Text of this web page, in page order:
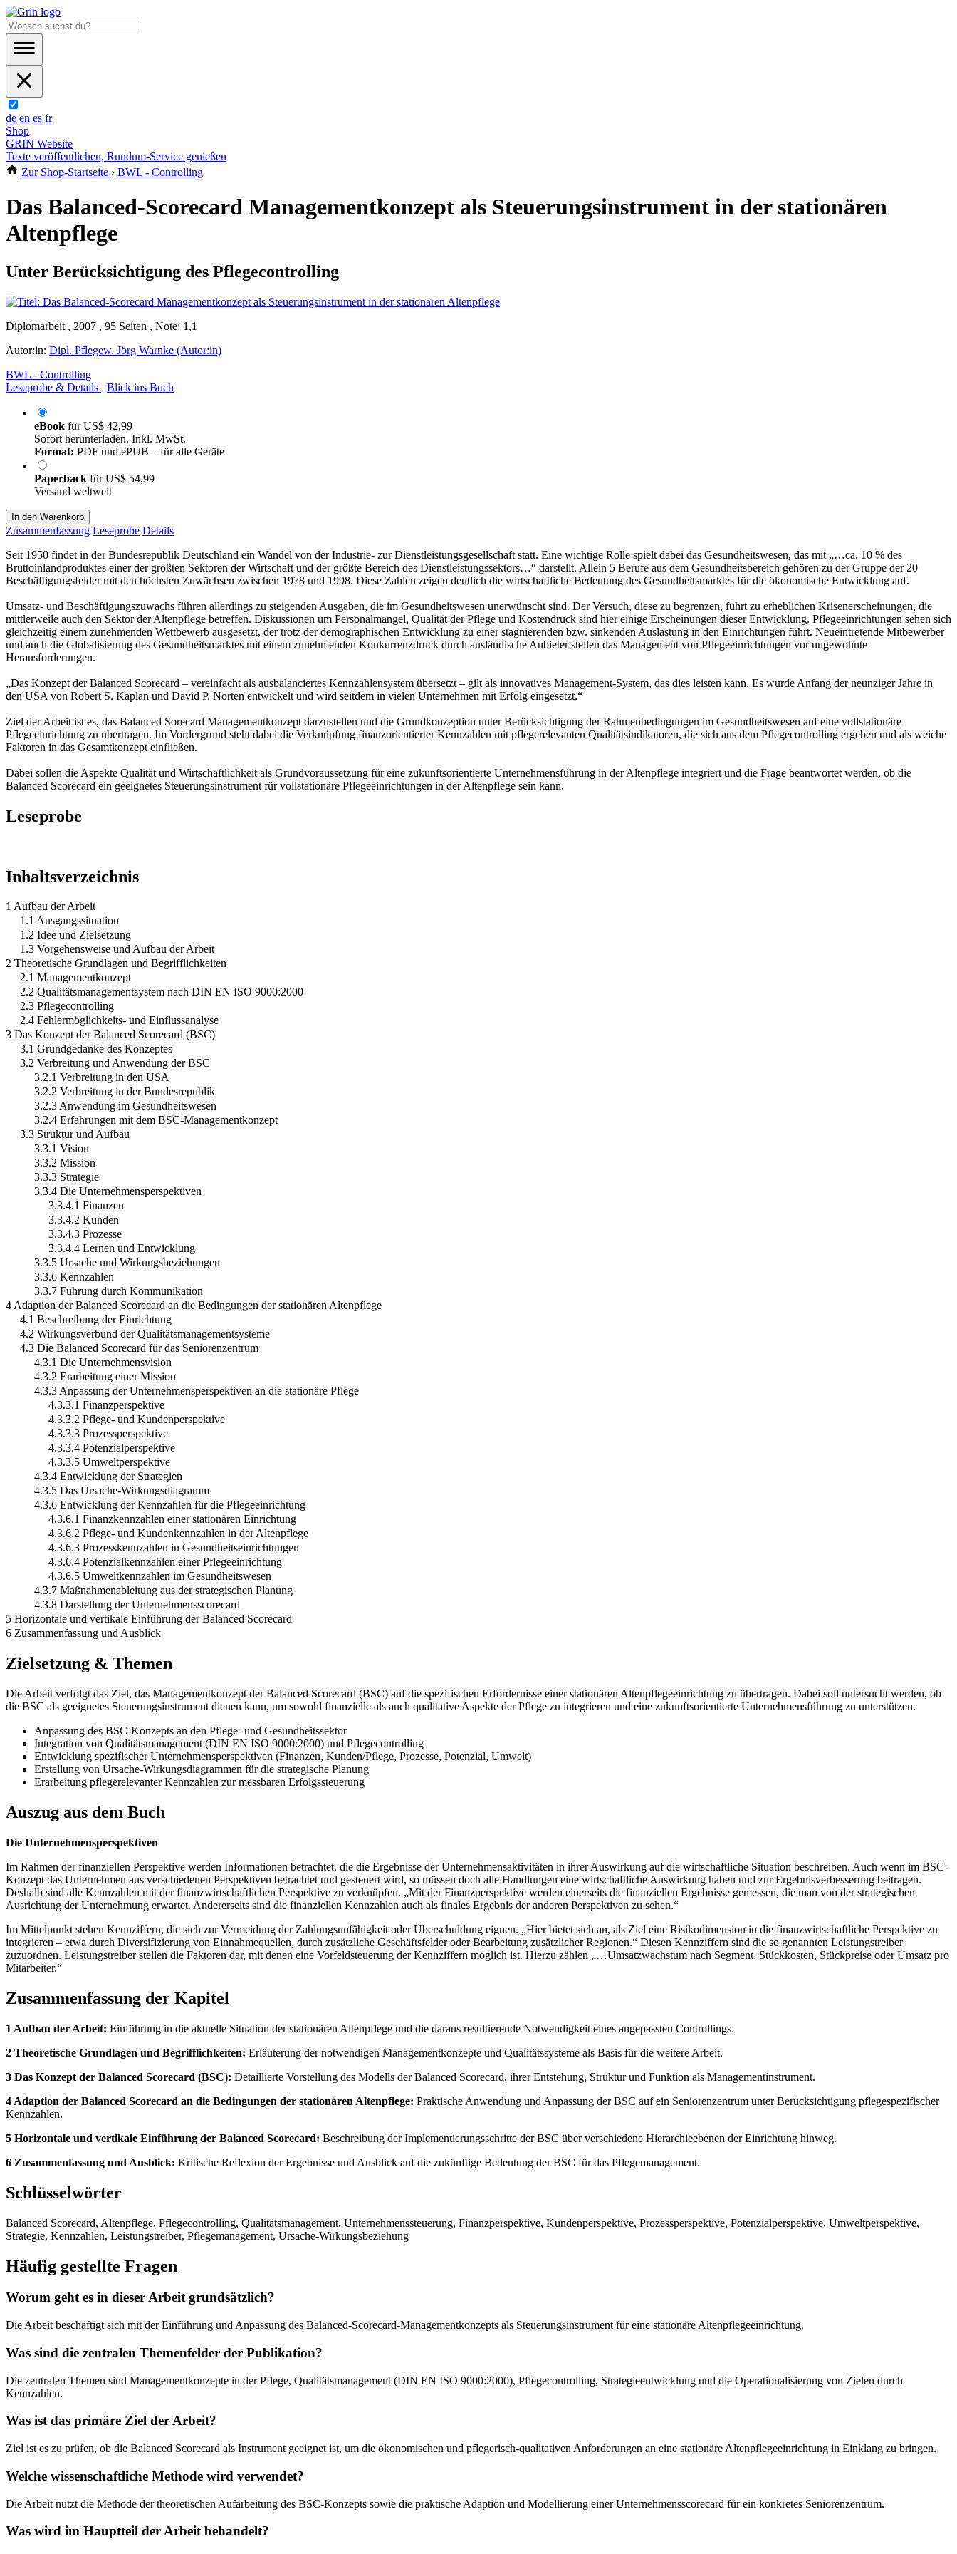
de en es fr
Shop
GRIN Website
Texte veröffentlichen, Rundum-Service genießen
Zur Shop-Startseite › BWL - Controlling
Das Balanced-Scorecard Managementkonzept als Steuerungsinstrument in der stationären
Altenpflege
Unter Berücksichtigung des Pflegecontrolling
Diplomarbeit , 2007 , 95 Seiten , Note: 1,1
Autor:in: Dipl. Pflegew. Jörg Warnke (Autor:in)
BWL - Controlling
Leseprobe & Details
Blick ins Buch
eBook fürUS$ 42,99
Sofort herunterladen. Inkl. MwSt.
Format: PDF und ePUB – für alle Geräte
Paperback fürUS$ 54,99
Versand weltweit
In den Warenkorb
Zusammenfassung Leseprobe Details
Seit 1950 findet in der Bundesrepublik Deutschland ein Wandel von der Industrie- zur Dienstleistungsgesellschaft statt. Eine wichtige Rolle spielt dabei das Gesundheitswesen, das mit „…ca. 10 % des
Bruttoinlandproduktes einer der größten Sektoren der Wirtschaft und der größte Bereich des Dienstleistungssektors…“ darstellt. Allein 5 Berufe aus dem Gesundheitsbereich gehören zu der Gruppe der 20
Beschäftigungsfelder mit den höchsten Zuwächsen zwischen 1978 und 1998. Diese Zahlen zeigen deutlich die wirtschaftliche Bedeutung des Gesundheitsmarktes für die ökonomische Entwicklung auf.
Umsatz- und Beschäftigungszuwachs führen allerdings zu steigenden Ausgaben, die im Gesundheitswesen unerwünscht sind. Der Versuch, diese zu begrenzen, führt zu erheblichen Krisenerscheinungen, die
mittlerweile auch den Sektor der Altenpflege betreffen. Diskussionen um Personalmangel, Qualität der Pflege und Kostendruck sind hier einige Erscheinungen dieser Entwicklung. Pflegeeinrichtungen sehen sich
gleichzeitig einem zunehmenden Wettbewerb ausgesetzt, der trotz der demographischen Entwicklung zu einer stagnierenden bzw. sinkenden Auslastung in den Einrichtungen führt. Neueintretende Mitbewerber
und auch die Globalisierung des Gesundheitsmarktes mit einem zunehmenden Konkurrenzdruck durch ausländische Anbieter stellen das Management von Pflegeeinrichtungen vor ungewohnte
Herausforderungen.
„Das Konzept der Balanced Scorecard – vereinfacht als ausbalanciertes Kennzahlensystem übersetzt – gilt als innovatives Management-System, das dies leisten kann. Es wurde Anfang der neunziger Jahre in
den USA von Robert S. Kaplan und David P. Norten entwickelt und wird seitdem in vielen Unternehmen mit Erfolg eingesetzt.“
Ziel der Arbeit ist es, das Balanced Sorecard Managementkonzept darzustellen und die Grundkonzeption unter Berücksichtigung der Rahmenbedingungen im Gesundheitswesen auf eine vollstationäre
Pflegeeinrichtung zu übertragen. Im Vordergrund steht dabei die Verknüpfung finanzorientierter Kennzahlen mit pflegerelevanten Qualitätsindikatoren, die sich aus dem Pflegecontrolling ergeben und als weiche
Faktoren in das Gesamtkonzept einfließen.
Dabei sollen die Aspekte Qualität und Wirtschaftlichkeit als Grundvoraussetzung für eine zukunftsorientierte Unternehmensführung in der Altenpflege integriert und die Frage beantwortet werden, ob die
Balanced Scorecard ein geeignetes Steuerungsinstrument für vollstationäre Pflegeeinrichtungen in der Altenpflege sein kann.
Leseprobe
Inhaltsverzeichnis
1 Aufbau der Arbeit
1.1 Ausgangssituation
1.2 Idee und Zielsetzung
1.3 Vorgehensweise und Aufbau der Arbeit
2 Theoretische Grundlagen und Begrifflichkeiten
2.1 Managementkonzept
2.2 Qualitätsmanagementsystem nach DIN EN ISO 9000:2000
2.3 Pflegecontrolling
2.4 Fehlermöglichkeits- und Einflussanalyse
3 Das Konzept der Balanced Scorecard (BSC)
3.1 Grundgedanke des Konzeptes
3.2 Verbreitung und Anwendung der BSC
3.2.1 Verbreitung in den USA
3.2.2 Verbreitung in der Bundesrepublik
3.2.3 Anwendung im Gesundheitswesen
3.2.4 Erfahrungen mit dem BSC-Managementkonzept
3.3 Struktur und Aufbau
3.3.1 Vision
3.3.2 Mission
3.3.3 Strategie
3.3.4 Die Unternehmensperspektiven
3.3.4.1 Finanzen
3.3.4.2 Kunden
3.3.4.3 Prozesse
3.3.4.4 Lernen und Entwicklung
3.3.5 Ursache und Wirkungsbeziehungen
3.3.6 Kennzahlen
3.3.7 Führung durch Kommunikation
4 Adaption der Balanced Scorecard an die Bedingungen der stationären Altenpflege
4.1 Beschreibung der Einrichtung
4.2 Wirkungsverbund der Qualitätsmanagementsysteme
4.3 Die Balanced Scorecard für das Seniorenzentrum
4.3.1 Die Unternehmensvision
4.3.2 Erarbeitung einer Mission
4.3.3 Anpassung der Unternehmensperspektiven an die stationäre Pflege
4.3.3.1 Finanzperspektive
4.3.3.2 Pflege- und Kundenperspektive
4.3.3.3 Prozessperspektive
4.3.3.4 Potenzialperspektive
4.3.3.5 Umweltperspektive
4.3.4 Entwicklung der Strategien
4.3.5 Das Ursache-Wirkungsdiagramm
4.3.6 Entwicklung der Kennzahlen für die Pflegeeinrichtung
4.3.6.1 Finanzkennzahlen einer stationären Einrichtung
4.3.6.2 Pflege- und Kundenkennzahlen in der Altenpflege
4.3.6.3 Prozesskennzahlen in Gesundheitseinrichtungen
4.3.6.4 Potenzialkennzahlen einer Pflegeeinrichtung
4.3.6.5 Umweltkennzahlen im Gesundheitswesen
4.3.7 Maßnahmenableitung aus der strategischen Planung
4.3.8 Darstellung der Unternehmensscorecard
5 Horizontale und vertikale Einführung der Balanced Scorecard
6 Zusammenfassung und Ausblick
Zielsetzung & Themen
Die Arbeit verfolgt das Ziel, das Managementkonzept der Balanced Scorecard (BSC) auf die spezifischen Erfordernisse einer stationären Altenpflegeeinrichtung zu übertragen. Dabei soll untersucht werden, ob
die BSC als geeignetes Steuerungsinstrument dienen kann, um sowohl finanzielle als auch qualitative Aspekte der Pflege zu integrieren und eine zukunftsorientierte Unternehmensführung zu unterstützen.
Anpassung des BSC-Konzepts an den Pflege- und Gesundheitssektor
Integration von Qualitätsmanagement (DIN EN ISO 9000:2000) und Pflegecontrolling
Entwicklung spezifischer Unternehmensperspektiven (Finanzen, Kunden/Pflege, Prozesse, Potenzial, Umwelt)
Erstellung von Ursache-Wirkungsdiagrammen für die strategische Planung
Erarbeitung pflegerelevanter Kennzahlen zur messbaren Erfolgssteuerung
Auszug aus dem Buch
Die Unternehmensperspektiven
Im Rahmen der finanziellen Perspektive werden Informationen betrachtet, die die Ergebnisse der Unternehmensaktivitäten in ihrer Auswirkung auf die wirtschaftliche Situation beschreiben. Auch wenn im BSC-
Konzept das Unternehmen aus verschiedenen Perspektiven betrachtet und gesteuert wird, so müssen doch alle Handlungen eine wirtschaftliche Auswirkung haben und zur Ergebnisverbesserung beitragen.
Deshalb sind alle Kennzahlen mit der finanzwirtschaftlichen Perspektive zu verknüpfen. „Mit der Finanzperspektive werden einerseits die finanziellen Ergebnisse gemessen, die man von der strategischen
Ausrichtung der Unternehmung erwartet. Andererseits sind die finanziellen Kennzahlen auch als finales Ergebnis der anderen Perspektiven zu sehen.“
Im Mittelpunkt stehen Kennziffern, die sich zur Vermeidung der Zahlungsunfähigkeit oder Überschuldung eignen. „Hier bietet sich an, als Ziel eine Risikodimension in die finanzwirtschaftliche Perspektive zu
integrieren – etwa durch Diversifizierung von Einnahmequellen, durch zusätzliche Geschäftsfelder oder Bearbeitung zusätzlicher Regionen.“ Diesen Kennziffern sind die so genannten Leistungstreiber
zuzuordnen. Leistungstreiber stellen die Faktoren dar, mit denen eine Vorfeldsteuerung der Kennziffern möglich ist. Hierzu zählen „…Umsatzwachstum nach Segment, Stückkosten, Stückpreise oder Umsatz pro
Mitarbeiter.“
Zusammenfassung der Kapitel
1 Aufbau der Arbeit: Einführung in die aktuelle Situation der stationären Altenpflege und die daraus resultierende Notwendigkeit eines angepassten Controllings.
2 Theoretische Grundlagen und Begrifflichkeiten: Erläuterung der notwendigen Managementkonzepte und Qualitätssysteme als Basis für die weitere Arbeit.
3 Das Konzept der Balanced Scorecard (BSC): Detaillierte Vorstellung des Modells der Balanced Scorecard, ihrer Entstehung, Struktur und Funktion als Managementinstrument.
4 Adaption der Balanced Scorecard an die Bedingungen der stationären Altenpflege: Praktische Anwendung und Anpassung der BSC auf ein Seniorenzentrum unter Berücksichtigung pflegespezifischer
Kennzahlen.
5 Horizontale und vertikale Einführung der Balanced Scorecard: Beschreibung der Implementierungsschritte der BSC über verschiedene Hierarchieebenen der Einrichtung hinweg.
6 Zusammenfassung und Ausblick: Kritische Reflexion der Ergebnisse und Ausblick auf die zukünftige Bedeutung der BSC für das Pflegemanagement.
Schlüsselwörter
Balanced Scorecard, Altenpflege, Pflegecontrolling, Qualitätsmanagement, Unternehmenssteuerung, Finanzperspektive, Kundenperspektive, Prozessperspektive, Potenzialperspektive, Umweltperspektive,
Strategie, Kennzahlen, Leistungstreiber, Pflegemanagement, Ursache-Wirkungsbeziehung
Häufig gestellte Fragen
Worum geht es in dieser Arbeit grundsätzlich?
Die Arbeit beschäftigt sich mit der Einführung und Anpassung des Balanced-Scorecard-Managementkonzepts als Steuerungsinstrument für eine stationäre Altenpflegeeinrichtung.
Was sind die zentralen Themenfelder der Publikation?
Die zentralen Themen sind Managementkonzepte in der Pflege, Qualitätsmanagement (DIN EN ISO 9000:2000), Pflegecontrolling, Strategieentwicklung und die Operationalisierung von Zielen durch
Kennzahlen.
Was ist das primäre Ziel der Arbeit?
Ziel ist es zu prüfen, ob die Balanced Scorecard als Instrument geeignet ist, um die ökonomischen und pflegerisch-qualitativen Anforderungen an eine stationäre Altenpflegeeinrichtung in Einklang zu bringen.
Welche wissenschaftliche Methode wird verwendet?
Die Arbeit nutzt die Methode der theoretischen Aufarbeitung des BSC-Konzepts sowie die praktische Adaption und Modellierung einer Unternehmensscorecard für ein konkretes Seniorenzentrum.
Was wird im Hauptteil der Arbeit behandelt?